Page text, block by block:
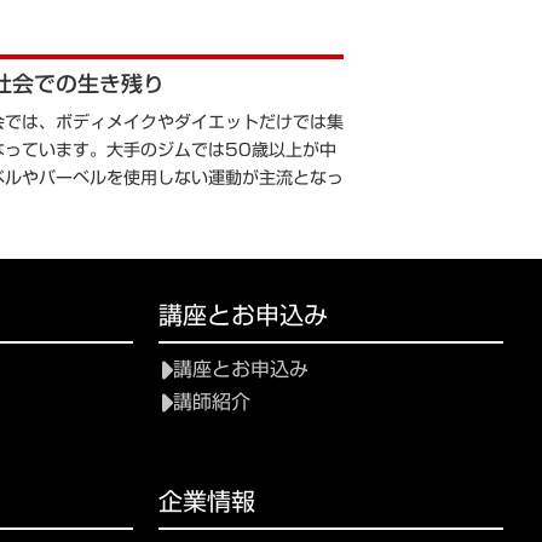
会での生き残り
は、ボディメイクやダイエットだけでは集
ています。大手のジムでは50歳以上が中
やバーベルを使用しない運動が主流となっ
講座とお申込み
講座とお申込み
講師紹介
企業情報